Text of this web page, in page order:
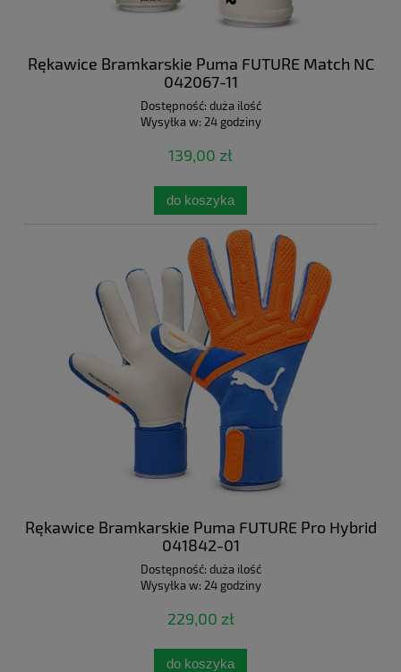
Rękawice Bramkarskie Puma FUTURE Match NC
042067-11
Dostępność: duża ilość
Wysyłka w: 24 godziny
139,00 zł
do koszyka
Rękawice Bramkarskie Puma FUTURE Pro Hybrid
041842-01
Dostępność: duża ilość
Wysyłka w: 24 godziny
229,00 zł
do koszyka